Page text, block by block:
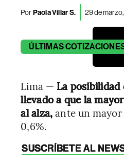
PorPaola Villar S. 29 de
ÚLTIMAS
Lima — La posibilidad
llevado a que la
al alza,ante un
0,6%.
SUSCRÍBETE AL